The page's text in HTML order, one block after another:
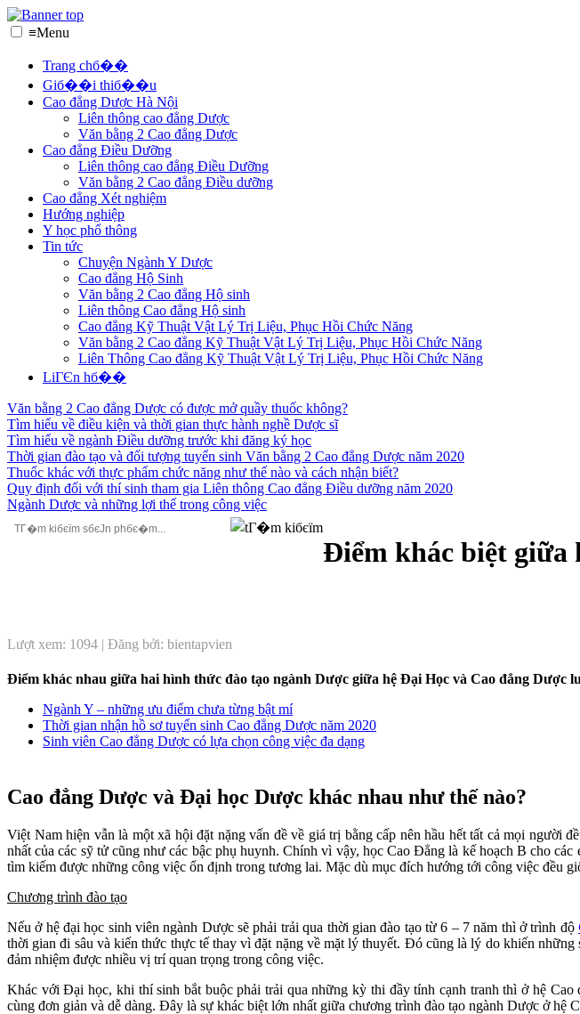
≡Menu
Trang chб��
Giб��i thiб��u
Cao đẳng Dược Hà Nội
Liên thông cao đẳng Dược
Văn bằng 2 Cao đẳng Dược
Cao đẳng Điều Dưỡng
Liên thông cao đẳng Điều Dưỡng
Văn bằng 2 Cao đẳng Điều dưỡng
Cao đẳng Xét nghiệm
Hướng nghiệp
Y học phổ thông
Tin tức
Chuyện Ngành Y Dược
Cao đẳng Hộ Sinh
Văn bằng 2 Cao đẳng Hộ sinh
Liên thông Cao đẳng Hộ sinh
Cao đẳng Kỹ Thuật Vật Lý Trị Liệu, Phục Hồi Chức Năng
Văn bằng 2 Cao đẳng Kỹ Thuật Vật Lý Trị Liệu, Phục Hồi Chức Năng
Liên Thông Cao đẳng Kỹ Thuật Vật Lý Trị Liệu, Phục Hồi Chức Năng
LiГЄn hб��
Văn bằng 2 Cao đẳng Dược có được mở quầy thuốc không?
Tìm hiểu về điều kiện và thời gian thực hành nghề Dược sĩ
Tìm hiểu về ngành Điều dưỡng trước khi đăng ký học
Thời gian đào tạo và đối tượng tuyển sinh Văn bằng 2 Cao đẳng Dược năm 2020
Thuốc khác với thực phẩm chức năng như thế nào và cách nhận biết?
Quy định đối với thí sinh tham gia Liên thông Cao đẳng Điều dưỡng năm 2020
Ngành Dược và những lợi thế trong công việc
Điểm khác biệt giữa
Lượt xem: 1094 | Đăng bởi: bientapvien
Điểm khác nhau giữa hai hình thức đào tạo ngành Dược giữa hệ Đại Học và Cao đẳng Dược
Ngành Y – những ưu điểm chưa từng bật mí
Thời gian nhận hồ sơ tuyển sinh Cao đẳng Dược năm 2020
Sinh viên Cao đẳng Dược có lựa chọn công việc đa dạng
Cao đẳng Dược và Đại học Dược khác nhau như thế nào?
Việt Nam hiện vẫn là một xã hội đặt nặng vấn đề về giá trị bằng cấp nên hầu hết tất cả mọi
nhất của các sỹ tử cũng như các bậc phụ huynh. Chính vì vậy, học Cao Đẳng là kế hoạch B cho
tìm kiếm được những công việc ổn định trong tương lai. Mặc dù mục đích hướng tới công việc đều
Chương trình đào tạo
Nếu ở hệ đại học sinh viên ngành Dược sẽ phải trải qua thời gian đào tạo từ 6 – 7 năm thì ở trình độ
thời gian đi sâu và kiến thức thực tế thay vì đặt nặng về mặt lý thuyết. Đó cũng là lý do khiến
đảm nhiệm được nhiều vị trí quan trọng trong công việc.
Khác với Đại học, khi thí sinh bắt buộc phải trải qua những kỳ thi đầy tính cạnh tranh thì ở hệ
cùng đơn giản và dễ dàng. Đây là sự khác biệt lớn nhất giữa chương trình đào tạo ngành Dược ở hệ